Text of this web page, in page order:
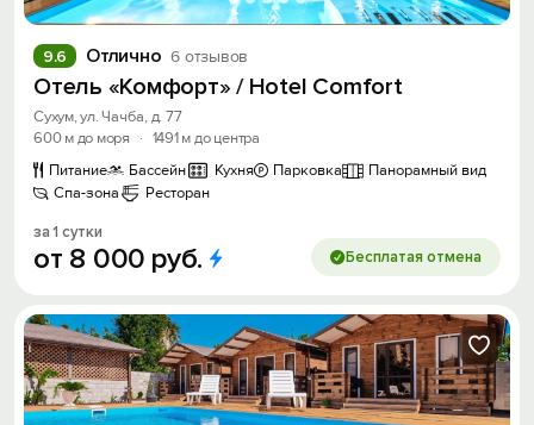
Отлично 6 отзывов
9.6
Отель «Комфорт» / Hotel Comfort
Сухум, ул. Чачба, д. 77
600 м до моря
· 1491 м до центра
Питание
Бассейн Кухня Парковка
Панорамный вид
Спа-зона
Ресторан
за 1 сутки
от 8 000 руб. Бесплатая отмена